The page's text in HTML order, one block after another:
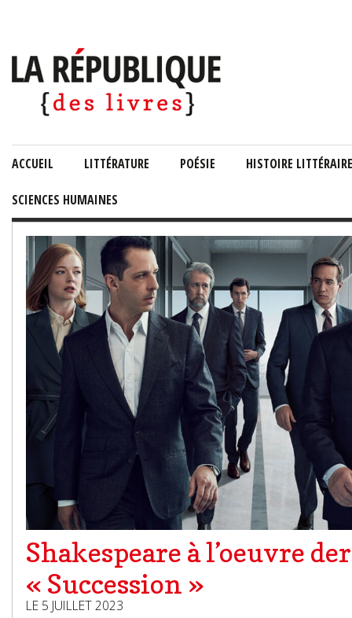
ACCUEIL LITTÉRATURE POÉSIE HISTOIRE LITTÉRAIRE
SCIENCES HUMAINES
Shakespeare à l’oeuvre
« Succession »
LE 5 JUILLET 2023